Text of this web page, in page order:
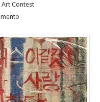
Art Contest